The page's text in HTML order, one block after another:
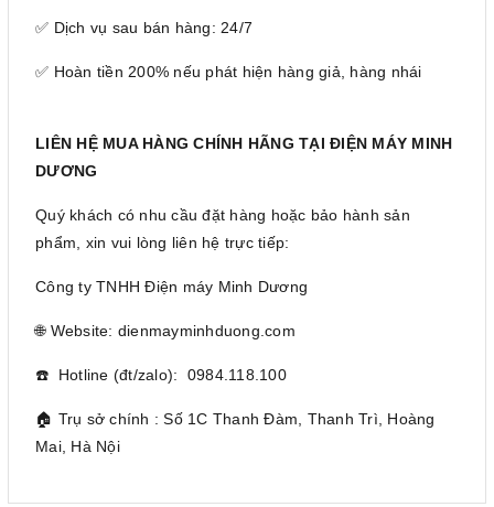
✅ Dịch vụ sau bán hàng: 24/7
✅ Hoàn tiền 200% nếu phát hiện hàng giả, hàng nhái
LIÊN HỆ MUA HÀNG CHÍNH HÃNG TẠI ĐIỆN MÁY MINH
DƯƠNG
Quý khách có nhu cầu đặt hàng hoặc bảo hành sản
phẩm, xin vui lòng liên hệ trực tiếp:
Công ty TNHH Điện máy Minh Dương
🌐 Website: dienmayminhduong.com
☎️ Hotline (đt/zalo): 0984.118.100
🏠 Trụ sở chính : Số 1C Thanh Đàm, Thanh Trì, Hoàng
Mai, Hà Nội